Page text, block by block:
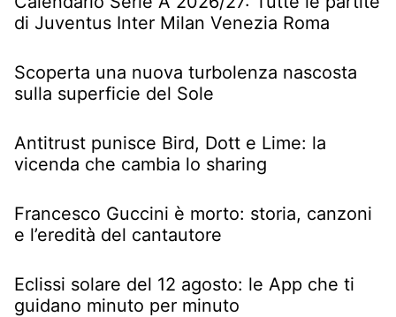
di Juventus Inter Milan Venezia Roma
Scoperta una nuova turbolenza nascosta
sulla superficie del Sole
Antitrust punisce Bird, Dott e Lime: la
vicenda che cambia lo sharing
Francesco Guccini è morto: storia, canzoni
e l’eredità del cantautore
Eclissi solare del 12 agosto: le App che ti
guidano minuto per minuto